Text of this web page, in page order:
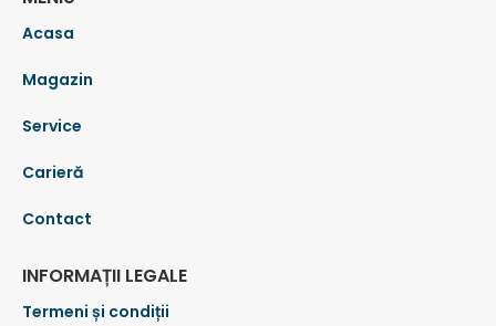
Acasa
Magazin
Service
Carieră
Contact
INFORMAȚII LEGALE
Termeni și condiții